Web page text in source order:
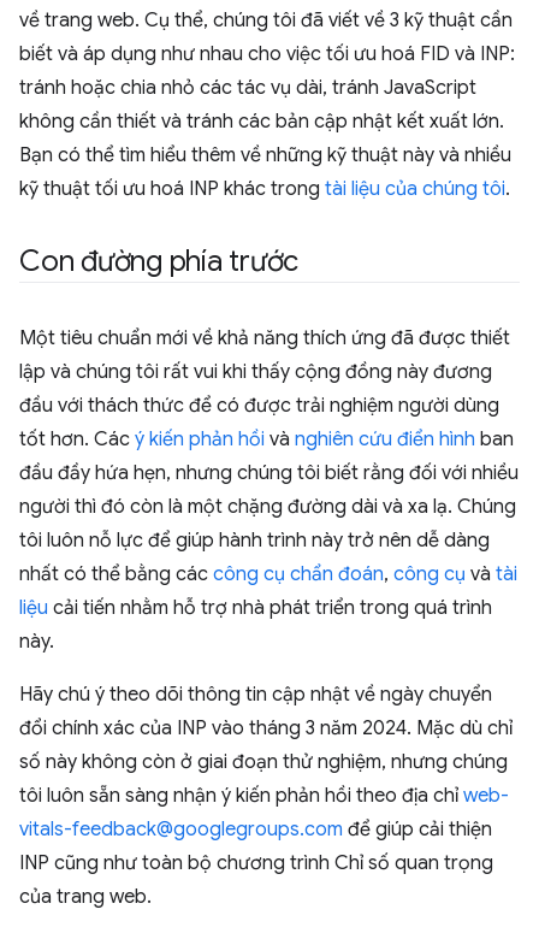
về trang web. Cụ thể, chúng tôi đã viết về 3 kỹ thuật cần
biết và áp dụng như nhau cho việc tối ưu hoá FID và INP:
tránh hoặc chia nhỏ các tác vụ dài, tránh JavaScript
không cần thiết và tránh các bản cập nhật kết xuất lớn.
Bạn có thể tìm hiểu thêm về những kỹ thuật này và nhiều
kỹ thuật tối ưu hoá INP khác trong tài liệu của chúng tôi.
Con đường phía trước
Một tiêu chuẩn mới về khả năng thích ứng đã được thiết
lập và chúng tôi rất vui khi thấy cộng đồng này đương
đầu với thách thức để có được trải nghiệm người dùng
tốt hơn. Các ý kiến phản hồi và nghiên cứu điển hình ban
đầu đầy hứa hẹn, nhưng chúng tôi biết rằng đối với nhiều
người thì đó còn là một chặng đường dài và xa lạ. Chúng
tôi luôn nỗ lực để giúp hành trình này trở nên dễ dàng
nhất có thể bằng các công cụ chẩn đoán, công cụ và tài
liệu cải tiến nhằm hỗ trợ nhà phát triển trong quá trình
này.
Hãy chú ý theo dõi thông tin cập nhật về ngày chuyển
đổi chính xác của INP vào tháng 3 năm 2024. Mặc dù chỉ
số này không còn ở giai đoạn thử nghiệm, nhưng chúng
tôi luôn sẵn sàng nhận ý kiến phản hồi theo địa chỉ web-
vitals-feedback@googlegroups.com để giúp cải thiện
INP cũng như toàn bộ chương trình Chỉ số quan trọng
của trang web.